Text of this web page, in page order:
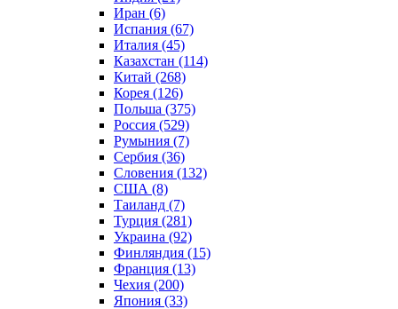
Иран (6)
Испания (67)
Италия (45)
Казахстан (114)
Китай (268)
Корея (126)
Польша (375)
Россия (529)
Румыния (7)
Сербия (36)
Словения (132)
США (8)
Таиланд (7)
Турция (281)
Украина (92)
Финляндия (15)
Франция (13)
Чехия (200)
Япония (33)